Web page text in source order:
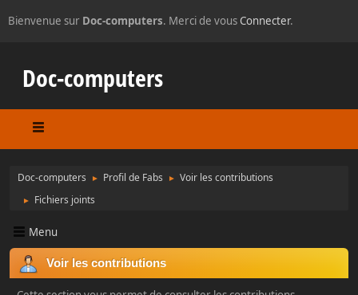
Bienvenue sur Doc-computers. Merci de vousConnecter.
Doc-computers
Doc-computers ► Profil de Fabs ► Voir les contributions
► Fichiers joints
Menu
Voir les contributions